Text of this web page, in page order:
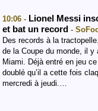
10:06 - Lionel Messi
et bat un record -
Des records à la
de la Coupe du monde, il y
Miami. Déjà entré en jeu
doublé qu’il a cette fois
mercredi à jeudi.…